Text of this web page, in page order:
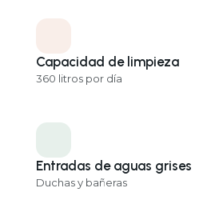
Capacidad de limpieza
360 litros por día
Entradas de aguas grises
Duchas y bañeras